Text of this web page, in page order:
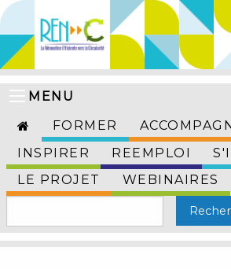
MENU
FORMER
INSPIRER
REEMPLOI
LE PROJET
WEBINAIRES